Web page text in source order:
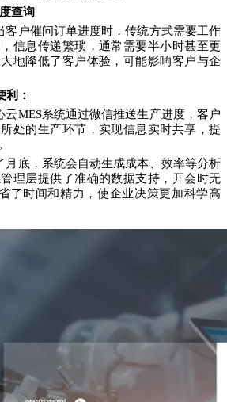
查询
客户催问订单进度时，传统方式需要工作
信息传递繁琐，通常需要半小时甚至更
地降低了客户体验，可能影响客户与企
利：
云MES系统通过微信推送生产进度，客户
处的生产环节，实现信息实时共享，提
月底，系统会自动生成成本、效率等分析
理层提供了准确的数据支持，开会时无
了时间和精力，使企业决策更加科学高